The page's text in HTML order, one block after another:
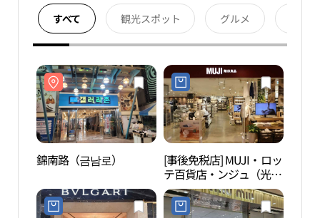
すべて 観光スポット グルメ
錦南路（금남로）
[事後免税店] MUJI・ロッ
テ百貨店・ンジュ（光
州）店(MUJI 롯데백화점
광주점)